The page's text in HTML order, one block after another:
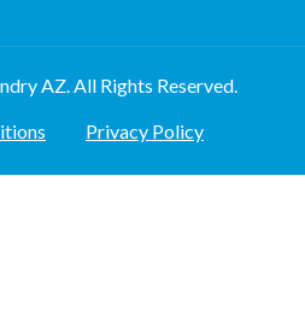
AZ. All Rights Reserved.
Privacy Policy